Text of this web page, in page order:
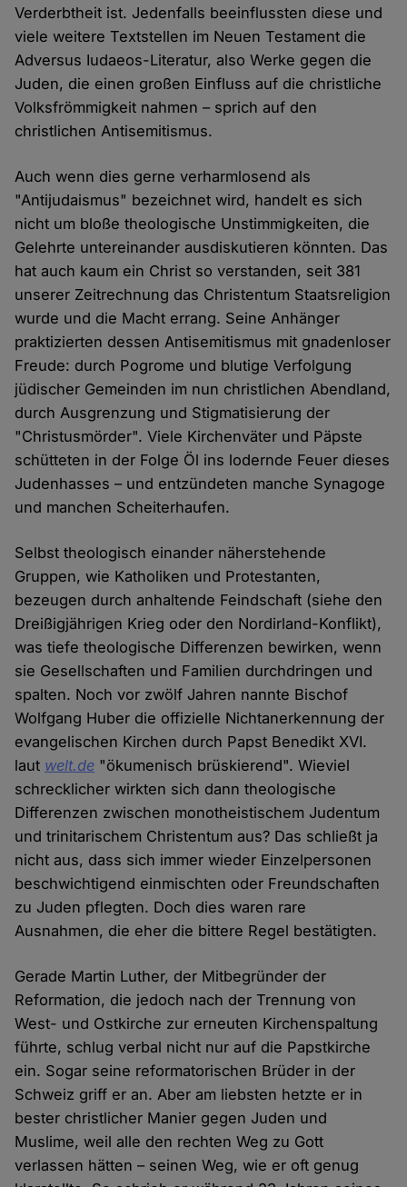
Verderbtheit ist. Jedenfalls beeinflussten diese und
viele weitere Textstellen im Neuen Testament die
Adversus Iudaeos-Literatur, also Werke gegen die
Juden, die einen großen Einfluss auf die christliche
Volksfrömmigkeit nahmen – sprich auf den
christlichen Antisemitismus.
Auch wenn dies gerne verharmlosend als
"Antijudaismus" bezeichnet wird, handelt es sich
nicht um bloße theologische Unstimmigkeiten, die
Gelehrte untereinander ausdiskutieren könnten. Das
hat auch kaum ein Christ so verstanden, seit 381
unserer Zeitrechnung das Christentum Staatsreligion
wurde und die Macht errang. Seine Anhänger
praktizierten dessen Antisemitismus mit gnadenloser
Freude: durch Pogrome und blutige Verfolgung
jüdischer Gemeinden im nun christlichen Abendland,
durch Ausgrenzung und Stigmatisierung der
"Christusmörder". Viele Kirchenväter und Päpste
schütteten in der Folge Öl ins lodernde Feuer dieses
Judenhasses – und entzündeten manche Synagoge
und manchen Scheiterhaufen.
Selbst theologisch einander näherstehende
Gruppen, wie Katholiken und Protestanten,
bezeugen durch anhaltende Feindschaft (siehe den
Dreißigjährigen Krieg oder den Nordirland-Konflikt),
was tiefe theologische Differenzen bewirken, wenn
sie Gesellschaften und Familien durchdringen und
spalten. Noch vor zwölf Jahren nannte Bischof
Wolfgang Huber die offizielle Nichtanerkennung der
evangelischen Kirchen durch Papst Benedikt XVI.
laut welt.de "ökumenisch brüskierend". Wieviel
schrecklicher wirkten sich dann theologische
Differenzen zwischen monotheistischem Judentum
und trinitarischem Christentum aus? Das schließt ja
nicht aus, dass sich immer wieder Einzelpersonen
beschwichtigend einmischten oder Freundschaften
zu Juden pflegten. Doch dies waren rare
Ausnahmen, die eher die bittere Regel bestätigten.
Gerade Martin Luther, der Mitbegründer der
Reformation, die jedoch nach der Trennung von
West- und Ostkirche zur erneuten Kirchenspaltung
führte, schlug verbal nicht nur auf die Papstkirche
ein. Sogar seine reformatorischen Brüder in der
Schweiz griff er an. Aber am liebsten hetzte er in
bester christlicher Manier gegen Juden und
Muslime, weil alle den rechten Weg zu Gott
verlassen hätten – seinen Weg, wie er oft genug